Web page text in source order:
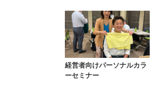
経営者向けパーソナルカラ
ーセミナー